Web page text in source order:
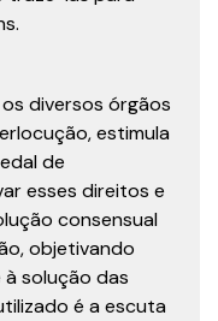
diversos órgãos
estimula
de
esses direitos e
consensual
objetivando
solução das
é a escuta